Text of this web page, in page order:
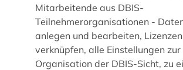
Mitarbeitende aus DBIS-
Teilnehmerorganisationen -
anlegen und bearbeiten, Lizenzen
verknüpfen, alle Einstellungen zur
Organisation der DBIS-Sicht, zu